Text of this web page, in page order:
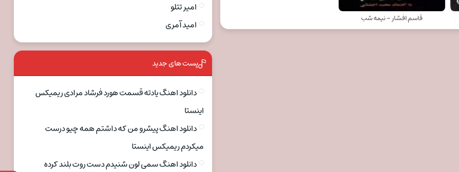
قاسم افشار - نیمه شب
امیر تتلو
امید آمری
پست های جدید
دانلود اهنگ یادته قسمت هورد فرشاد مرادی ریمیکس
اینستا
دانلود اهنگ پیشرو من که داشتم همه چیو درست
میکردم ریمیکس اینستا
دانلود اهنگ سمی لون شنیدم دست روت بلند کرده